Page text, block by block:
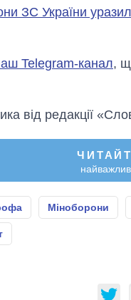
ЗС України
Telegram-канал,
від редакції
Міноборони